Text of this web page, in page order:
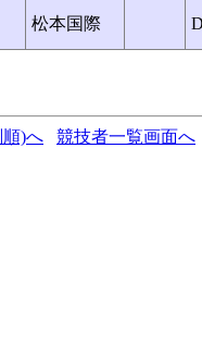
松本国際
)へ
競技者一覧画面へ